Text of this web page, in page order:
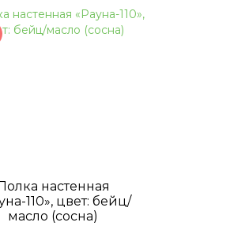
настенная
110», цвет: бейц/
масло (сосна)